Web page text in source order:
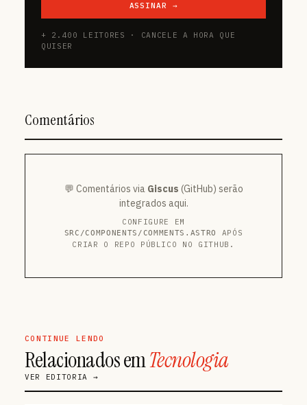
ASSINAR →
+ 2.400 LEITORES · CANCELE A HORA QUE
QUISER
Comentários
💬 Comentários via Giscus (GitHub) serão
integrados aqui.
CONFIGURE EM
SRC/COMPONENTS/COMMENTS.ASTRO
APÓS
CRIAR O REPO PÚBLICO NO GITHUB.
CONTINUE LENDO
Relacionados emTecnologia
VER EDITORIA →